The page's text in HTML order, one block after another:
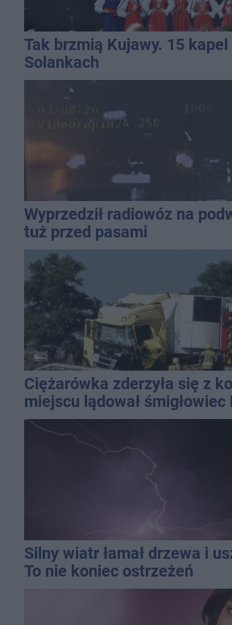
Tak brzmią Kujawy. 15 kapel
Solankach
Wyprzedził radiowóz na
tuż przed pasami
Ciężarówka zderzyła się z
miejscu lądował śmigłowiec
Silny wiatr łamał drzewa i
To nie koniec ostrzeżeń